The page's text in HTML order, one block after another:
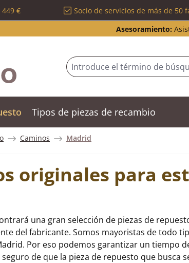
€ Socio de servicios de más de 50
Asesoramiento:
Tipos de piezas de recambio
Caminos Madrid
originales para
una gran selección de piezas de
del fabricante. Somos mayoristas de todo
Por eso podemos garantizar un tiempo
de que la pieza de repuesto que busca